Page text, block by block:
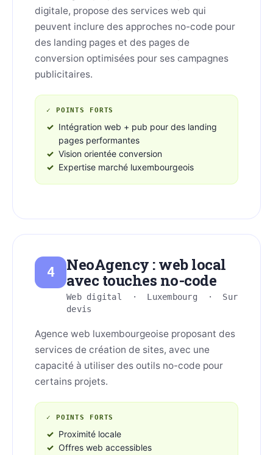
digitale, propose des services web qui
peuvent inclure des approches no-code pour
des landing pages et des pages de
conversion optimisées pour ses campagnes
publicitaires.
✓ POINTS FORTS
Intégration web + pub pour des landing
pages performantes
Vision orientée conversion
Expertise marché luxembourgeois
4
NeoAgency : web local
avec touches no-code
Web digital · Luxembourg · Sur
devis
Agence web luxembourgeoise proposant des
services de création de sites, avec une
capacité à utiliser des outils no-code pour
certains projets.
✓ POINTS FORTS
Proximité locale
Offres web accessibles